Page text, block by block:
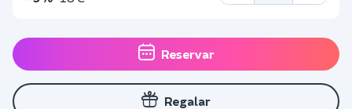
Reservar
Regalar